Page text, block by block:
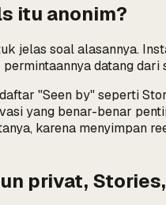
itu anonim?
jelas soal alasannya.
datang
"Seen by" seperti
yang benar-benar
karena menyimpan
privat,